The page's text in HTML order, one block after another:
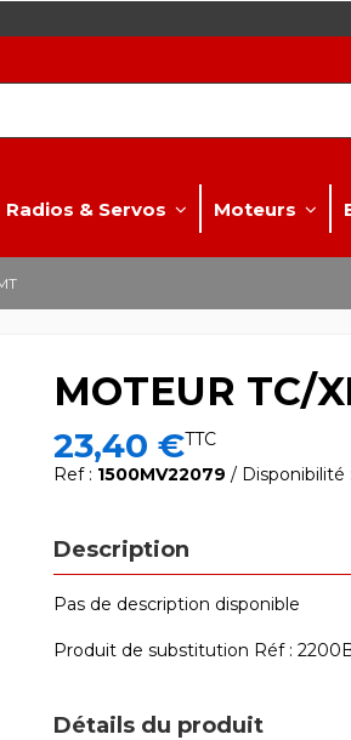
Radios & Servos Moteurs
MOTEUR TC/
23,40 €TTC
Ref : 1500MV22079 / Disponibilité
Description
Pas de description disponible
Produit de substitution Réf :
Détails du produit